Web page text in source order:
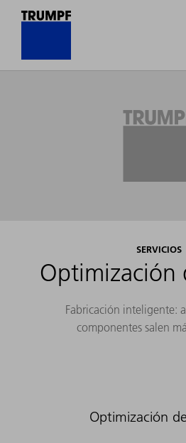
SERVICIOS
Optimización
Fabricación inteligente:
componentes salen
Optimización